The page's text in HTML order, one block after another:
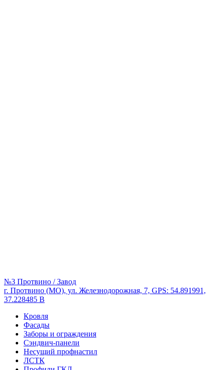
№3 Протвино / Завод
г. Протвино (МО), ул. Железнодорожная, 7, GPS: 54.891991,
37.228485 В
Кровля
Фасады
Заборы и ограждения
Сэндвич-панели
Несущий профнастил
ЛСТК